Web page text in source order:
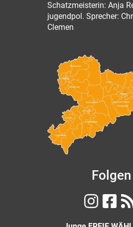
Schatzmeisterin: Anja
jugendpol. Sprecher:
Clemen
Leipzig
Leipzig Land
Meißen
Erzgebirgskreis
Mittelsachsen
Nordsachsen
Osterzgebirge
Sächsische Schweiz-
Vogtlandkreis
Zwickau
Dresden
Chemnitz